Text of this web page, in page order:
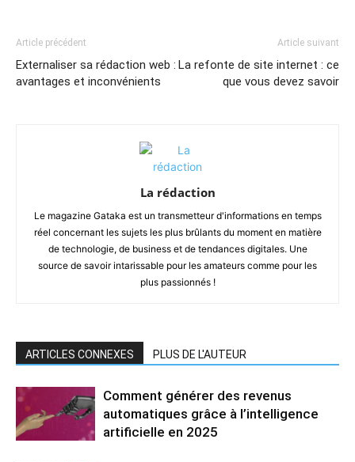
Article précédent
Externaliser sa rédaction web :
avantages et inconvénients
Article suivant
La refonte de site internet : ce
que vous devez savoir
La rédaction
Le magazine Gataka est un transmetteur d'informations en temps
réel concernant les sujets les plus brûlants du moment en matière
de technologie, de business et de tendances digitales. Une
source de savoir intarissable pour les amateurs comme pour les
plus passionnés !
ARTICLES CONNEXES PLUS DE L'AUTEUR
Comment générer des revenus
automatiques grâce à l’intelligence
artificielle en 2025